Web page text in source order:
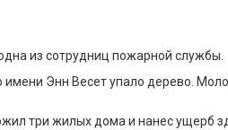
из сотрудниц пожарной службы.
имени Энн Весет упало дерево.
три жилых дома и нанес ущерб